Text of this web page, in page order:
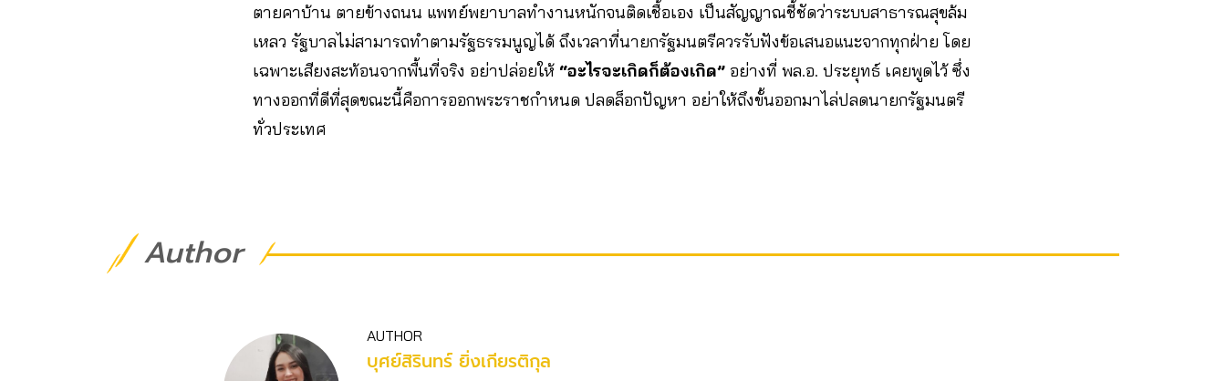
ตายคาบ้าน ตายข้างถนน แพทย์พยาบาลทำงานหนักจนติดเชื้อเอง เป็นสัญญาณชี้ชัดว่าระบบสาธารณสุขล้ม
เหลว รัฐบาลไม่สามารถทำตามรัฐธรรมนูญได้ ถึงเวลาที่นายกรัฐมนตรีควรรับฟังข้อเสนอแนะจากทุกฝ่าย โดย
เฉพาะเสียงสะท้อนจากพื้นที่จริง อย่าปล่อยให้ “อะไรจะเกิดก็ต้องเกิด” อย่างที่ พล.อ. ประยุทธ์ เคยพูดไว้ ซึ่ง
ทางออกที่ดีที่สุดขณะนี้คือการออกพระราชกำหนด ปลดล็อกปัญหา อย่าให้ถึงขั้นออกมาไล่ปลดนายกรัฐมนตรี
ทั่วประเทศ
Author
AUTHOR
บุศย์สิรินทร์ ยิ่งเกียรติกุล